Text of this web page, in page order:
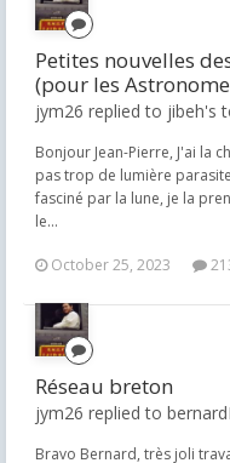
Petites nouvelles
(pour les
jym26 replied to jibeh's
Bonjour Jean-Pierre, J'ai la
pas trop de lumière
fasciné par la lune, je la
le...
October 25, 2023
Réseau breton
jym26 replied to
Bravo Bernard, très joli